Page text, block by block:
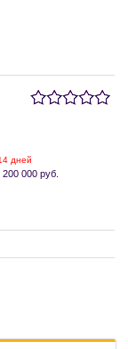
дней
000 руб.